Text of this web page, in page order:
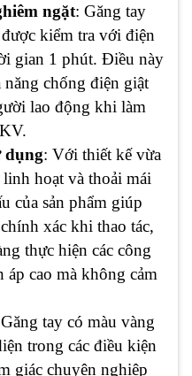
ngặt: Găng tay
kiểm tra với điện
gian 1 phút. Điều này
chống điện giật
lao động khi làm
dụng: Với thiết kế vừa
hoạt và thoải mái
của sản phẩm giúp
xác khi thao tác,
thực hiện các công
cao mà không cảm
tay có màu vàng
trong các điều kiện
giác chuyên nghiệp